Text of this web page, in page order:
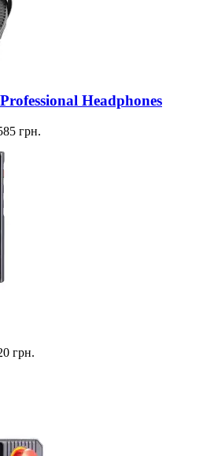
Headphones
грн.
грн.